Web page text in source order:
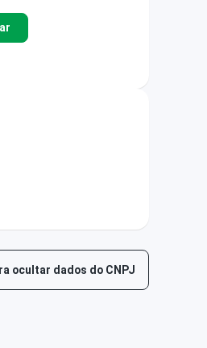
ocultar dados do CNPJ